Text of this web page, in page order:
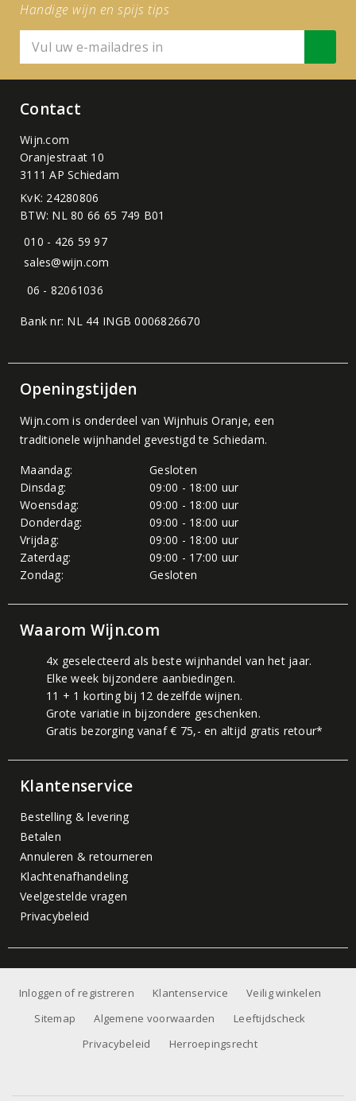
Handige wijn en spijs tips
Contact
Wijn.com
Oranjestraat 10
3111 AP Schiedam
KvK: 24280806
BTW: NL 80 66 65 749 B01
010 - 426 59 97
sales@wijn.com
06 - 82061036
Bank nr: NL 44 INGB 0006826670
Openingstijden
Wijn.com is onderdeel van Wijnhuis Oranje, een
traditionele wijnhandel gevestigd te Schiedam.
Maandag:
Gesloten
Dinsdag:
09:00 - 18:00 uur
Woensdag:
09:00 - 18:00 uur
Donderdag:
09:00 - 18:00 uur
Vrijdag:
09:00 - 18:00 uur
Zaterdag:
09:00 - 17:00 uur
Zondag:
Gesloten
Waarom Wijn.com
4x geselecteerd als beste wijnhandel van het jaar.
Elke week bijzondere aanbiedingen.
11 + 1 korting bij 12 dezelfde wijnen.
Grote variatie in bijzondere geschenken.
Gratis bezorging vanaf € 75,- en altijd gratis retour*
Klantenservice
Bestelling & levering
Betalen
Annuleren & retourneren
Klachtenafhandeling
Veelgestelde vragen
Privacybeleid
Inloggen of registreren Klantenservice
Veilig winkelen
Sitemap
Algemene voorwaarden
Leeftijdscheck
Privacybeleid
Herroepingsrecht